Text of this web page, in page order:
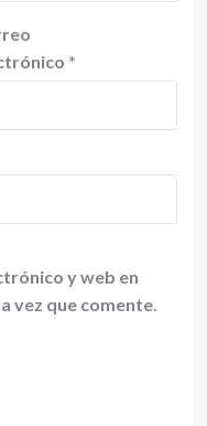
*
y web en
vez que comente.